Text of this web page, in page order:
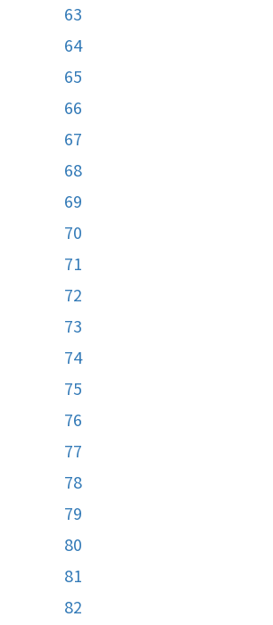
63
64
65
66
67
68
69
70
71
72
73
74
75
76
77
78
79
80
81
82